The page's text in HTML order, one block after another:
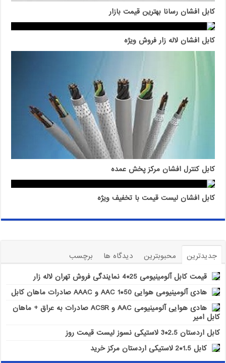
کابل افشان رسانا بهترین قیمت بازار
کابل افشان لاله زار فروش ویژه
کابل کنترل افشان مرکز پخش عمده
کابل افشان لیست قیمت با تخفیف ویژه
جدیدترین محبوبترین دیدگاه ها
برچسب
قیمت کابل آلومینیومی 25*4 نمایندگی فروش تهران لاله زار
هادی آلومینیومی هوایی 50*1 AAC و AAAC صادرات ماهان کابل
هادی هوایی آلومینیومی AAC و ACSR صادرات به عراق + ماهان
کابل امیر
کابل اردستان 2.5*3 لاستیکی نسوز لیست قیمت روز
کابل 1.5*2 لاستیکی اردستان مرکز خرید